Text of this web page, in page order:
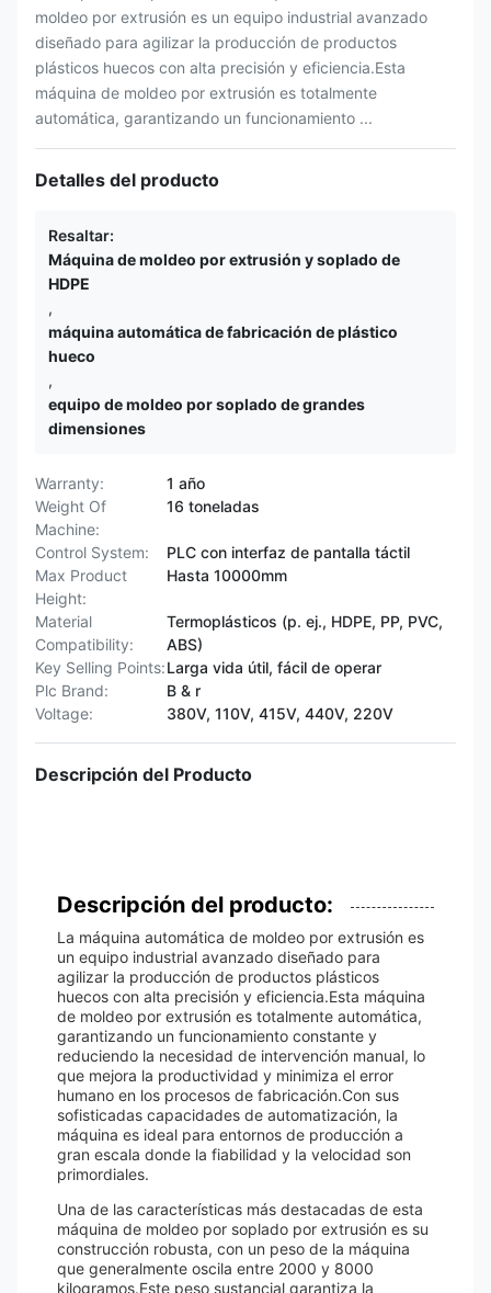
moldeo por extrusión es un equipo industrial avanzado
diseñado para agilizar la producción de productos
plásticos huecos con alta precisión y eficiencia.Esta
máquina de moldeo por extrusión es totalmente
automática, garantizando un funcionamiento ...
Detalles del producto
Resaltar:
Máquina de moldeo por extrusión y soplado de
HDPE
,
máquina automática de fabricación de plástico
hueco
,
equipo de moldeo por soplado de grandes
dimensiones
Warranty:
1 año
Weight Of
Machine:
16 toneladas
Control System:
PLC con interfaz de pantalla táctil
Max Product
Height:
Hasta 10000mm
Material
Compatibility:
Termoplásticos (p. ej., HDPE, PP, PVC,
ABS)
Key Selling Points:Larga vida útil, fácil de operar
Plc Brand:
B & r
Voltage:
380V, 110V, 415V, 440V, 220V
Descripción del Producto
Descripción del producto:
La máquina automática de moldeo por extrusión es
un equipo industrial avanzado diseñado para
agilizar la producción de productos plásticos
huecos con alta precisión y eficiencia.Esta máquina
de moldeo por extrusión es totalmente automática,
garantizando un funcionamiento constante y
reduciendo la necesidad de intervención manual, lo
que mejora la productividad y minimiza el error
humano en los procesos de fabricación.Con sus
sofisticadas capacidades de automatización, la
máquina es ideal para entornos de producción a
gran escala donde la fiabilidad y la velocidad son
primordiales.
Una de las características más destacadas de esta
máquina de moldeo por soplado por extrusión es su
construcción robusta, con un peso de la máquina
que generalmente oscila entre 2000 y 8000
kilogramos.Este peso sustancial garantiza la